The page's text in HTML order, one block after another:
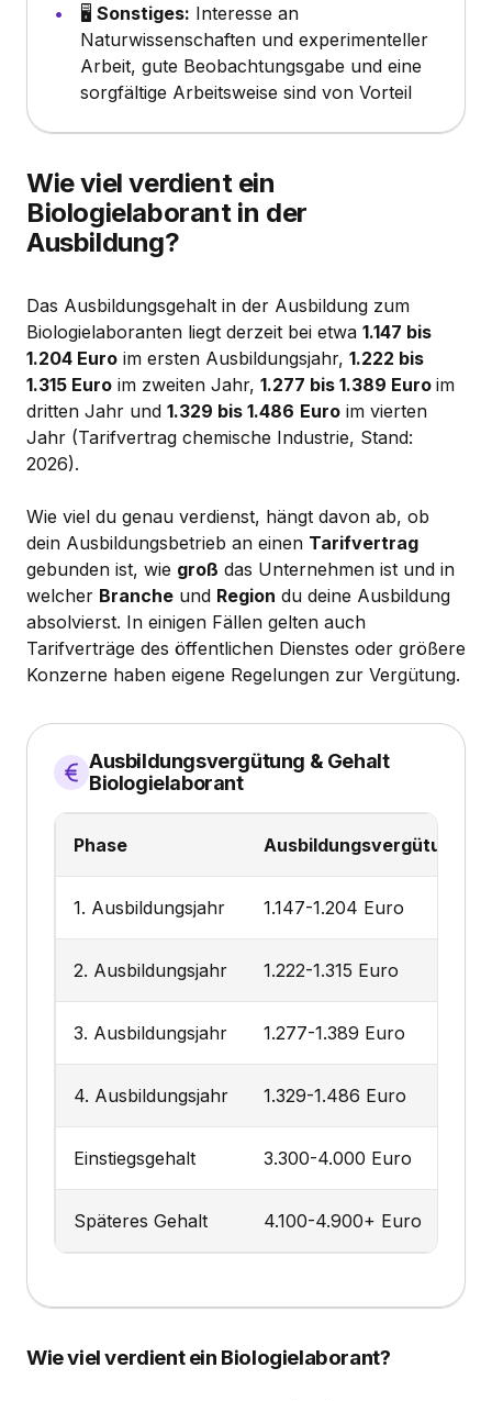
🖥️ Sonstiges: Interesse an
Naturwissenschaften und experimenteller
Arbeit, gute Beobachtungsgabe und eine
sorgfältige Arbeitsweise sind von Vorteil
Wie viel verdient ein
Biologielaborant in der
Ausbildung?
Das Ausbildungsgehalt in der Ausbildung zum
Biologielaboranten liegt derzeit bei etwa 1.147 bis
1.204 Euro im ersten Ausbildungsjahr, 1.222 bis
1.315 Euro im zweiten Jahr, 1.277 bis 1.389 Euro im
dritten Jahr und 1.329 bis 1.486 Euro im vierten
Jahr (Tarifvertrag chemische Industrie, Stand:
2026).
Wie viel du genau verdienst, hängt davon ab, ob
dein Ausbildungsbetrieb an einen Tarifvertrag
gebunden ist, wie groß das Unternehmen ist und in
welcher Branche und Region du deine Ausbildung
absolvierst. In einigen Fällen gelten auch
Tarifverträge des öffentlichen Dienstes oder größere
Konzerne haben eigene Regelungen zur Vergütung.
Ausbildungsvergütung & Gehalt
Biologielaborant
Phase Ausbildungsvergütung &
1. Ausbildungsjahr 1.147-1.204 Euro
2. Ausbildungsjahr 1.222-1.315 Euro
3. Ausbildungsjahr 1.277-1.389 Euro
4. Ausbildungsjahr 1.329-1.486 Euro
Einstiegsgehalt 3.300-4.000 Euro
Späteres Gehalt 4.100-4.900+ Euro
Wie viel verdient ein Biologielaborant?